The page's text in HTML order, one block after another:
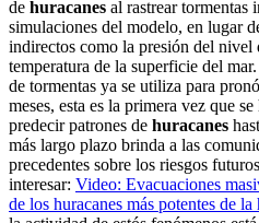
de huracanes al rastrear tormentas
simulaciones del modelo, en lugar
indirectos como la presión del nivel
temperatura de la superficie del mar.
de tormentas ya se utiliza para
meses, esta es la primera vez que
predecir patrones de huracanes
más largo plazo brinda a las
precedentes sobre los riesgos
interesar: Video: Evacuaciones
de los huracanes más potentes de la